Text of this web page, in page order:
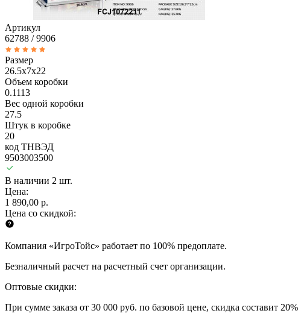
Артикул
62788 / 9906
Размер
26.5x7x22
Объем коробки
0.1113
Вес одной коробки
27.5
Штук в коробке
20
код ТНВЭД
9503003500
В наличии 2 шт.
Цена:
1 890,00 р.
Цена со скидкой:
Компания «ИгроТойс» работает по 100% предоплате.
Безналичный расчет на расчетный счет организации.
Оптовые скидки:
При сумме заказа от 30 000 руб. по базовой цене, скидка составит